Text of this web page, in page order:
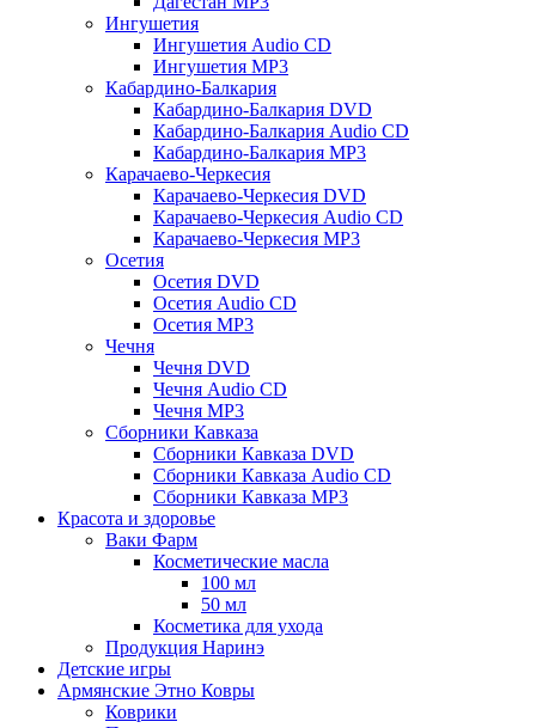
Ингушетия
Ингушетия Audio CD
Ингушетия MP3
Кабардино-Балкария
Кабардино-Балкария DVD
Кабардино-Балкария Audio CD
Кабардино-Балкария MP3
Карачаево-Черкесия
Карачаево-Черкесия DVD
Карачаево-Черкесия Audio CD
Карачаево-Черкесия MP3
Осетия
Осетия DVD
Осетия Audio CD
Осетия MP3
Чечня
Чечня DVD
Чечня Audio CD
Чечня MP3
Сборники Кавказа
Сборники Кавказа DVD
Сборники Кавказа Audio CD
Сборники Кавказа MP3
Красота и здоровье
Ваки Фарм
Косметические масла
100 мл
50 мл
Косметика для ухода
Продукция Наринэ
Детские игры
Армянские Этно Ковры
Коврики